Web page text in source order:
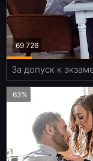
69 726
За допуск к
63%